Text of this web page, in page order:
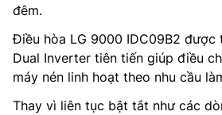
đêm.
Điều hòa LG 9000 IDC09B2 được
Dual Inverter tiên tiến giúp điều
máy nén linh hoạt theo nhu cầu
Thay vì liên tục bật tắt như các